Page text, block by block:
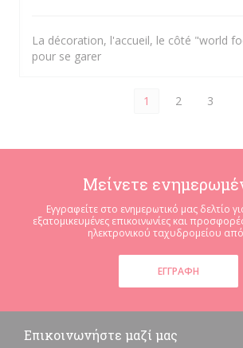
La décoration, l'accueil, le côté "world
pour se garer
1 2 3
Μείνετε
Εγγραφείτε στο ενημερωτικό μας δελτίο
εξατομικευμένες επικοινωνίες και
ηλεκτρονικού ταχυδρομείου
ΕΓΓΡΑΦΉ
Επικοινωνήστε μαζί μας